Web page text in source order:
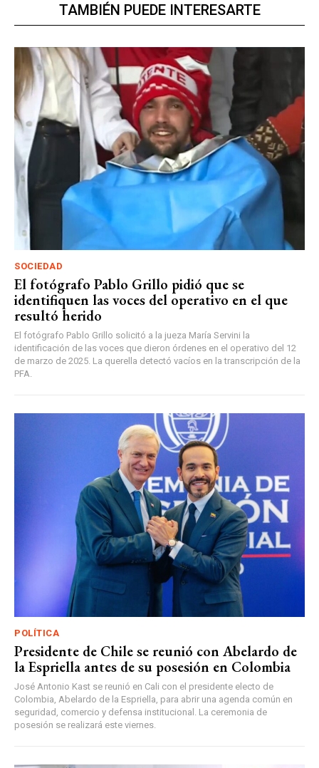
TAMBIÉN PUEDE INTERESARTE
SOCIEDAD
El fotógrafo Pablo Grillo pidió que se
identifiquen las voces del operativo en el que
resultó herido
El fotógrafo Pablo Grillo solicitó a la jueza María Servini la
identificación de las voces que dieron órdenes en el operativo del 12
de marzo de 2025. La querella detectó vacíos en la transcripción de la
PFA.
POLÍTICA
Presidente de Chile se reunió con Abelardo de
la Espriella antes de su posesión en Colombia
José Antonio Kast se reunió en Cali con el presidente electo de
Colombia, Abelardo de la Espriella, para abrir una agenda común en
seguridad, comercio y defensa institucional. La ceremonia de
posesión se realizará este viernes.